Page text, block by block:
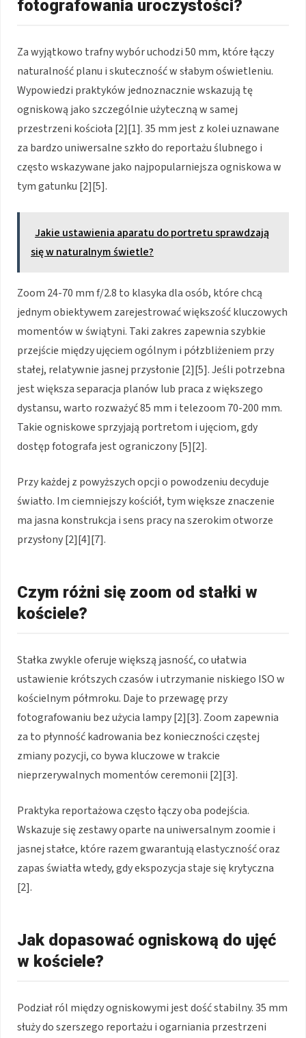
fotografowania uroczystości?
Za wyjątkowo trafny wybór uchodzi 50 mm, które łączy
naturalność planu i skuteczność w słabym oświetleniu.
Wypowiedzi praktyków jednoznacznie wskazują tę
ogniskową jako szczególnie użyteczną w samej
przestrzeni kościoła [2][1]. 35 mm jest z kolei uznawane
za bardzo uniwersalne szkło do reportażu ślubnego i
często wskazywane jako najpopularniejsza ogniskowa w
tym gatunku [2][5].
Jakie ustawienia aparatu do portretu sprawdzają
się w naturalnym świetle?
Zoom 24-70 mm f/2.8 to klasyka dla osób, które chcą
jednym obiektywem zarejestrować większość kluczowych
momentów w świątyni. Taki zakres zapewnia szybkie
przejście między ujęciem ogólnym i półzbliżeniem przy
stałej, relatywnie jasnej przysłonie [2][5]. Jeśli potrzebna
jest większa separacja planów lub praca z większego
dystansu, warto rozważyć 85 mm i telezoom 70-200 mm.
Takie ogniskowe sprzyjają portretom i ujęciom, gdy
dostęp fotografa jest ograniczony [5][2].
Przy każdej z powyższych opcji o powodzeniu decyduje
światło. Im ciemniejszy kościół, tym większe znaczenie
ma jasna konstrukcja i sens pracy na szerokim otworze
przysłony [2][4][7].
Czym różni się zoom od stałki w
kościele?
Stałka zwykle oferuje większą jasność, co ułatwia
ustawienie krótszych czasów i utrzymanie niskiego ISO w
kościelnym półmroku. Daje to przewagę przy
fotografowaniu bez użycia lampy [2][3]. Zoom zapewnia
za to płynność kadrowania bez konieczności częstej
zmiany pozycji, co bywa kluczowe w trakcie
nieprzerywalnych momentów ceremonii [2][3].
Praktyka reportażowa często łączy oba podejścia.
Wskazuje się zestawy oparte na uniwersalnym zoomie i
jasnej stałce, które razem gwarantują elastyczność oraz
zapas światła wtedy, gdy ekspozycja staje się krytyczna
[2].
Jak dopasować ogniskową do ujęć
w kościele?
Podział ról między ogniskowymi jest dość stabilny. 35 mm
służy do szerszego reportażu i ogarniania przestrzeni